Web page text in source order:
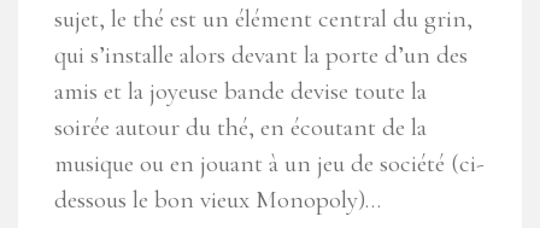
sujet, le thé est un élément central du grin,
qui s’installe alors devant la porte d’un des
amis et la joyeuse bande devise toute la
soirée autour du thé, en écoutant de la
musique ou en jouant à un jeu de société (ci-
dessous le bon vieux Monopoly)…